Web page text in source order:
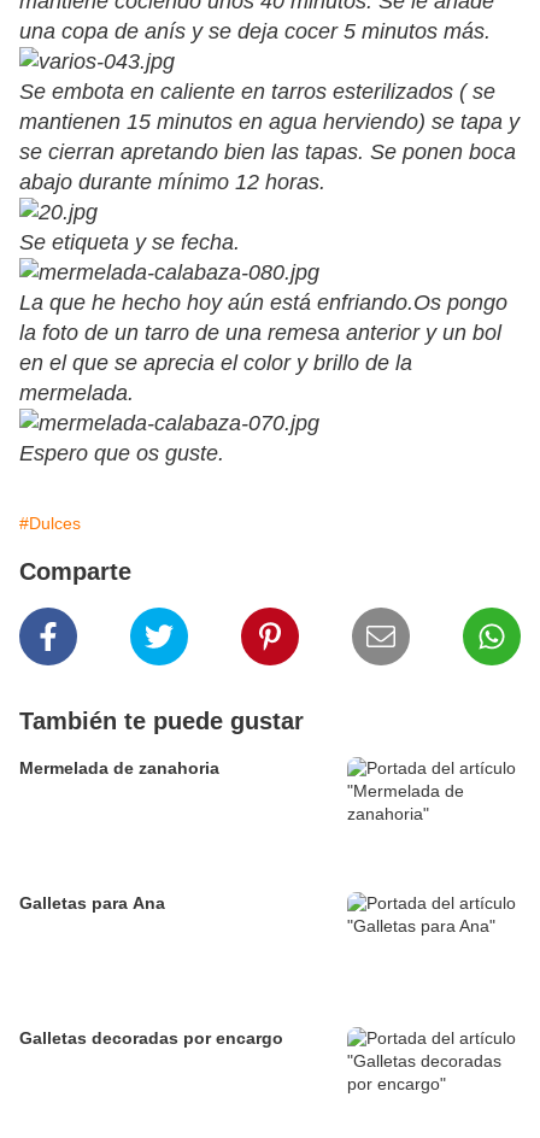
una copa de anís y se deja cocer 5 minutos más.
Se embota en caliente en tarros esterilizados ( se
mantienen 15 minutos en agua herviendo) se tapa y
se cierran apretando bien las tapas. Se ponen boca
abajo durante mínimo 12 horas.
Se etiqueta y se fecha.
La que he hecho hoy aún está enfriando.Os pongo
la foto de un tarro de una remesa anterior y un bol
en el que se aprecia el color y brillo de la
mermelada.
Espero que os guste.
#Dulces
Comparte
También te puede gustar
Mermelada de zanahoria
Galletas para Ana
Galletas decoradas por encargo